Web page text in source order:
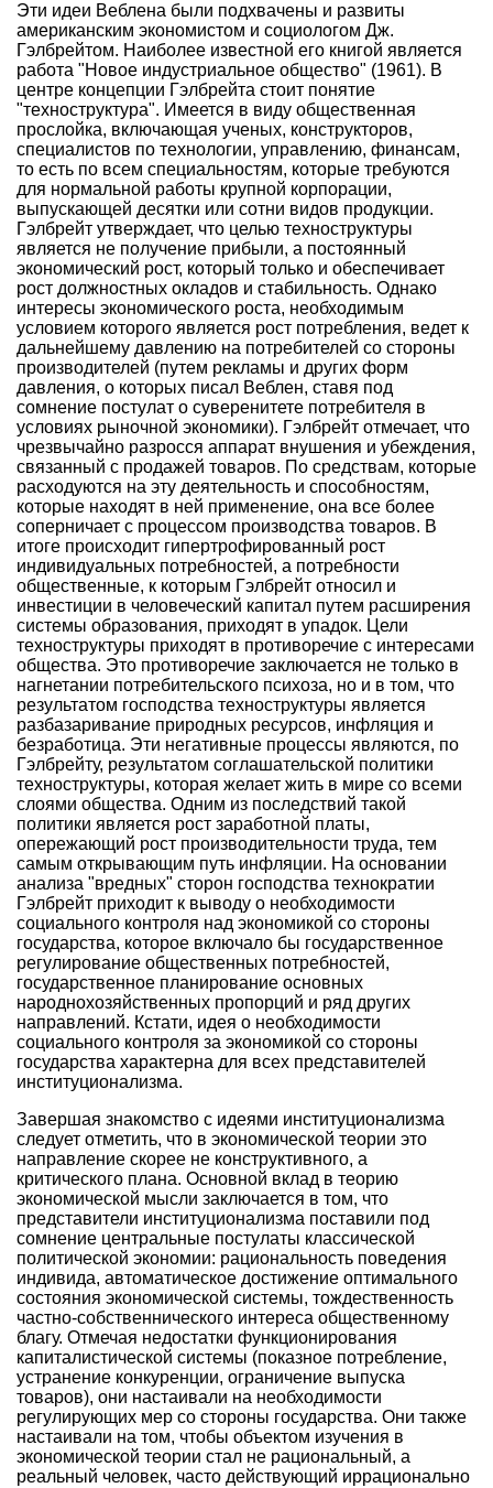
Эти идеи Веблена были подхвачены и развиты
американским экономистом и социологом Дж.
Гэлбрейтом. Наиболее известной его книгой является
работа "Новое индустриальное общество" (1961). В
центре концепции Гэлбрейта стоит понятие
"техноструктура". Имеется в виду общественная
прослойка, включающая ученых, конструкторов,
специалистов по технологии, управлению, финансам,
то есть по всем специальностям, которые требуются
для нормальной работы крупной корпорации,
выпускающей десятки или сотни видов продукции.
Гэлбрейт утверждает, что целью техноструктуры
является не получение прибыли, а постоянный
экономический рост, который только и обеспечивает
рост должностных окладов и стабильность. Однако
интересы экономического роста, необходимым
условием которого является рост потребления, ведет к
дальнейшему давлению на потребителей со стороны
производителей (путем рекламы и других форм
давления, о которых писал Веблен, ставя под
сомнение постулат о суверенитете потребителя в
условиях рыночной экономики). Гэлбрейт отмечает, что
чрезвычайно разросся аппарат внушения и убеждения,
связанный с продажей товаров. По средствам, которые
расходуются на эту деятельность и способностям,
которые находят в ней применение, она все более
соперничает с процессом производства товаров. В
итоге происходит гипертрофированный рост
индивидуальных потребностей, а потребности
общественные, к которым Гэлбрейт относил и
инвестиции в человеческий капитал путем расширения
системы образования, приходят в упадок. Цели
техноструктуры приходят в противоречие с интересами
общества. Это противоречие заключается не только в
нагнетании потребительского психоза, но и в том, что
результатом господства техноструктуры является
разбазаривание природных ресурсов, инфляция и
безработица. Эти негативные процессы являются, по
Гэлбрейту, результатом соглашательской политики
техноструктуры, которая желает жить в мире со всеми
слоями общества. Одним из последствий такой
политики является рост заработной платы,
опережающий рост производительности труда, тем
самым открывающим путь инфляции. На основании
анализа "вредных" сторон господства технократии
Гэлбрейт приходит к выводу о необходимости
социального контроля над экономикой со стороны
государства, которое включало бы государственное
регулирование общественных потребностей,
государственное планирование основных
народнохозяйственных пропорций и ряд других
направлений. Кстати, идея о необходимости
социального контроля за экономикой со стороны
государства характерна для всех представителей
институционализма.
Завершая знакомство с идеями институционализма
следует отметить, что в экономической теории это
направление скорее не конструктивного, а
критического плана. Основной вклад в теорию
экономической мысли заключается в том, что
представители институционализма поставили под
сомнение центральные постулаты классической
политической экономии: рациональность поведения
индивида, автоматическое достижение оптимального
состояния экономической системы, тождественность
частно-собственнического интереса общественному
благу. Отмечая недостатки функционирования
капиталистической системы (показное потребление,
устранение конкуренции, ограничение выпуска
товаров), они настаивали на необходимости
регулирующих мер со стороны государства. Они также
настаивали на том, чтобы объектом изучения в
экономической теории стал не рациональный, а
реальный человек, часто действующий иррационально